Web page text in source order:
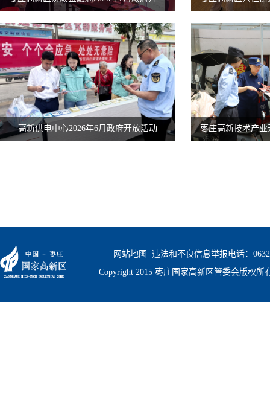
高新供电中心2026年6月政府开放活动
网站地图
违法和不良信息举报电话：
Copyright 2015 枣庄国家高新区管委会版权所